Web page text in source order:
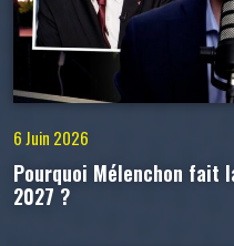
6 Juin 2026
Pourquoi Mélenchon fait
2027 ?